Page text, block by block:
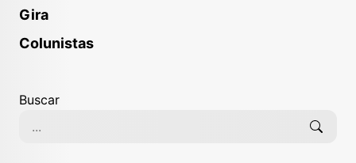
Gira
Colunistas
Buscar